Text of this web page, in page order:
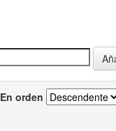
En orden